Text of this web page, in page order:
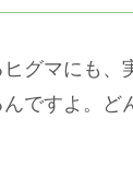
グマにも
ですよ。